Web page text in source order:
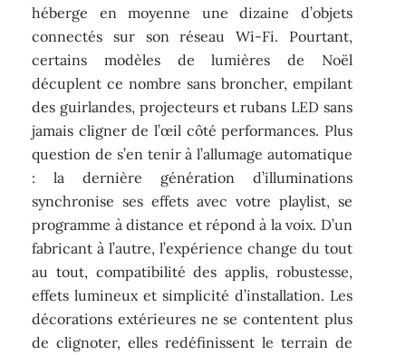
héberge en moyenne une dizaine d’objets
connectés sur son réseau Wi-Fi. Pourtant,
certains modèles de lumières de Noël
décuplent ce nombre sans broncher, empilant
des guirlandes, projecteurs et rubans LED sans
jamais cligner de l’œil côté performances. Plus
question de s’en tenir à l’allumage automatique
: la dernière génération d’illuminations
synchronise ses effets avec votre playlist, se
programme à distance et répond à la voix. D’un
fabricant à l’autre, l’expérience change du tout
au tout, compatibilité des applis, robustesse,
effets lumineux et simplicité d’installation. Les
décorations extérieures ne se contentent plus
de clignoter, elles redéfinissent le terrain de